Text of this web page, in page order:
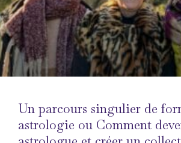
Un parcours singulier de
astrologie ou Comment